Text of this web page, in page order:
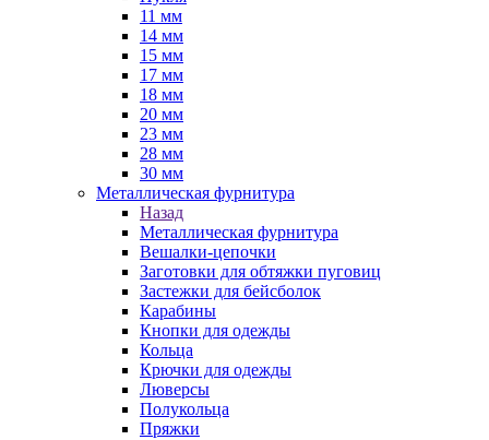
11 мм
14 мм
15 мм
17 мм
18 мм
20 мм
23 мм
28 мм
30 мм
Металлическая фурнитура
Назад
Металлическая фурнитура
Вешалки-цепочки
Заготовки для обтяжки пуговиц
Застежки для бейсболок
Карабины
Кнопки для одежды
Кольца
Крючки для одежды
Люверсы
Полукольца
Пряжки